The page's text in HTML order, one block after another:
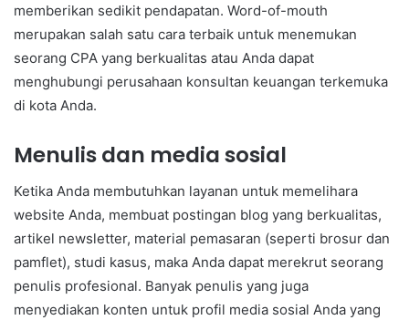
memberikan sedikit pendapatan. Word-of-mouth
merupakan salah satu cara terbaik untuk menemukan
seorang CPA yang berkualitas atau Anda dapat
menghubungi perusahaan konsultan keuangan terkemuka
di kota Anda.
Menulis dan media sosial
Ketika Anda membutuhkan layanan untuk memelihara
website Anda, membuat postingan blog yang berkualitas,
artikel newsletter, material pemasaran (seperti brosur dan
pamflet), studi kasus, maka Anda dapat merekrut seorang
penulis profesional. Banyak penulis yang juga
menyediakan konten untuk profil media sosial Anda yang